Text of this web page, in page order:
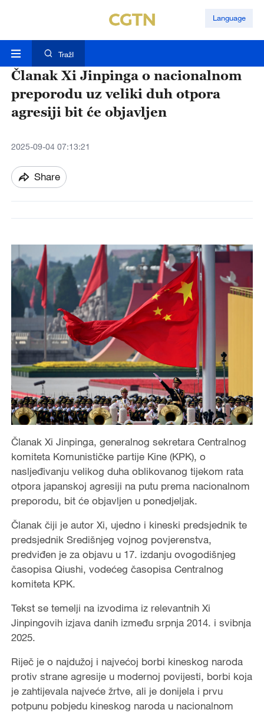
Language
TražI
Članak Xi Jinpinga o nacionalnom
preporodu uz veliki duh otpora
agresiji bit će objavljen
2025-09-04 07:13:21
Share
Članak Xi Jinpinga, generalnog sekretara Centralnog
komiteta Komunističke partije Kine (KPK), o
nasljeđivanju velikog duha oblikovanog tijekom rata
otpora japanskoj agresiji na putu prema nacionalnom
preporodu, bit će objavljen u ponedjeljak.
Članak čiji je autor Xi, ujedno i kineski predsjednik te
predsjednik Središnjeg vojnog povjerenstva,
predviđen je za objavu u 17. izdanju ovogodišnjeg
časopisa Qiushi, vodećeg časopisa Centralnog
komiteta KPK.
Tekst se temelji na izvodima iz relevantnih Xi
Jinpingovih izjava danih između srpnja 2014. i svibnja
2025.
Riječ je o najdužoj i najvećoj borbi kineskog naroda
protiv strane agresije u modernoj povijesti, borbi koja
je zahtijevala najveće žrtve, ali je donijela i prvu
potpunu pobjedu kineskog naroda u nacionalnom